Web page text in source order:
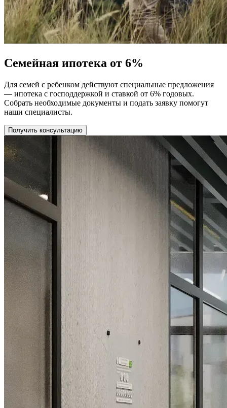
Семейная ипотека от 6%
Для семей с ребенком действуют специальные предложения
— ипотека с господдержкой и ставкой от 6% годовых.
Собрать необходимые документы и подать заявку помогут
наши специалисты.
Получить консультацию